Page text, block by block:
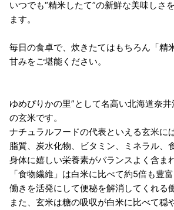
いつでも“精米したて”の新鮮な美味しさ
ます。
毎日の食卓で、炊きたてはもちろん「精
甘みをご堪能ください。
ゆめぴりかの里”として名高い北海道奈
の玄米です。
ナチュラルフードの代表といえる玄米に
脂質、炭水化物、ビタミン、ミネラル、
身体に嬉しい栄養素がバランスよく含ま
「食物繊維」は白米に比べて約5倍も豊
働きを活発にして便秘を解消してくれる
また、玄米は糖の吸収が白米に比べて穏